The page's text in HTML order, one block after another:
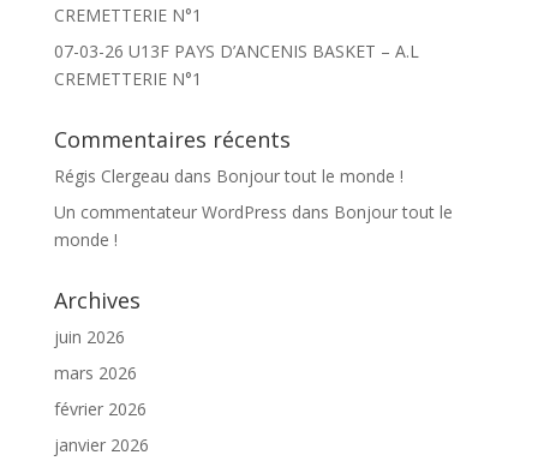
CREMETTERIE N°1
07-03-26 U13F PAYS D’ANCENIS BASKET – A.L
CREMETTERIE N°1
Commentaires récents
Régis Clergeau dans Bonjour tout le monde !
Un commentateur WordPress dans Bonjour tout le
monde !
Archives
juin 2026
mars 2026
février 2026
janvier 2026